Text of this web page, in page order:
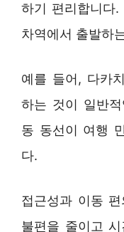
하기 편리합니다
차역에서 출발하
예를 들어, 다카
하는 것이 일반
동 동선이 여행
다.
접근성과 이동
불편을 줄이고